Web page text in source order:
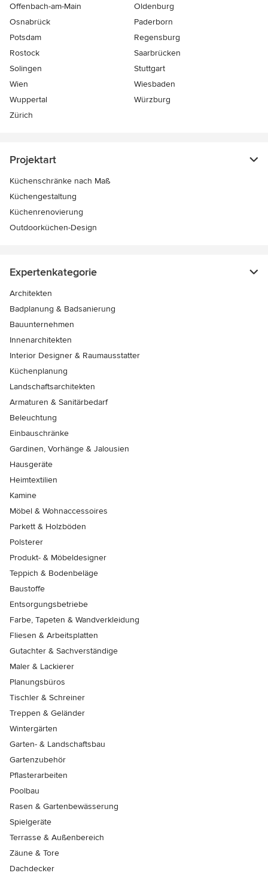
Offenbach-am-Main
Oldenburg
Osnabrück
Paderborn
Potsdam
Regensburg
Rostock
Saarbrücken
Solingen
Stuttgart
Wien
Wiesbaden
Wuppertal
Würzburg
Zürich
Projektart
Küchenschränke nach Maß
Küchengestaltung
Küchenrenovierung
Outdoorküchen-Design
Expertenkategorie
Architekten
Badplanung & Badsanierung
Bauunternehmen
Innenarchitekten
Interior Designer & Raumausstatter
Küchenplanung
Landschaftsarchitekten
Armaturen & Sanitärbedarf
Beleuchtung
Einbauschränke
Gardinen, Vorhänge & Jalousien
Hausgeräte
Heimtextilien
Kamine
Möbel & Wohnaccessoires
Parkett & Holzböden
Polsterer
Produkt- & Möbeldesigner
Teppich & Bodenbeläge
Baustoffe
Entsorgungsbetriebe
Farbe, Tapeten & Wandverkleidung
Fliesen & Arbeitsplatten
Gutachter & Sachverständige
Maler & Lackierer
Planungsbüros
Tischler & Schreiner
Treppen & Geländer
Wintergärten
Garten- & Landschaftsbau
Gartenzubehör
Pflasterarbeiten
Poolbau
Rasen & Gartenbewässerung
Spielgeräte
Terrasse & Außenbereich
Zäune & Tore
Dachdecker